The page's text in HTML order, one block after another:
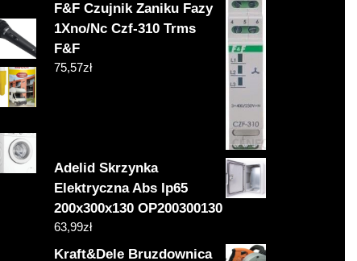
F&F Czujnik Zaniku Fazy
1Xno/Nc Czf-310 Trms
F&F
75,57zł
Adelid Skrzynka
Elektryczna Abs Ip65
200x300x130 OP200300130
63,99zł
Kraft&Dele Bruzdownica